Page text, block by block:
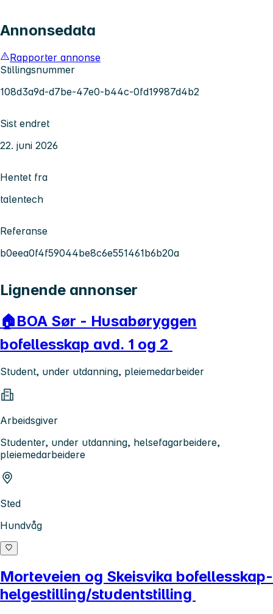
Annonsedata
Rapporter annonse
Stillingsnummer
108d3a9d-d7be-47e0-b44c-0fd19987d4b2
Sist endret
22. juni 2026
Hentet fra
talentech
Referanse
b0eea0f4f59044be8c6e551461b6b20a
Lignende annonser
🏠BOA Sør - Husabøryggen
bofellesskap avd. 1 og 2
Student, under utdanning, pleiemedarbeider
Arbeidsgiver
Studenter, under utdanning, helsefagarbeidere,
pleiemedarbeidere
Sted
Hundvåg
Morteveien og Skeisvika bofellesskap-
helgestilling/studentstilling